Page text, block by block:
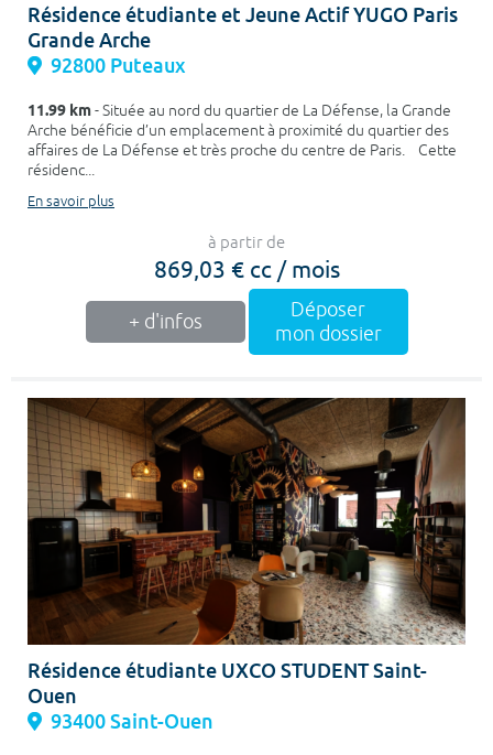
Résidence étudiante et Jeune Actif YUGO Paris
Grande Arche
92800 Puteaux
11.99 km- Située au nord du quartier de La Défense, la Grande
Arche bénéficie d’un emplacement à proximité du quartier des
affaires de La Défense et très proche du centre de Paris. Cette
résidenc...
En savoir plus
à partir de
869,03 € cc / mois
+ d'infos
Déposer
mon dossier
Résidence étudiante UXCO STUDENT Saint-
Ouen
93400 Saint-Ouen